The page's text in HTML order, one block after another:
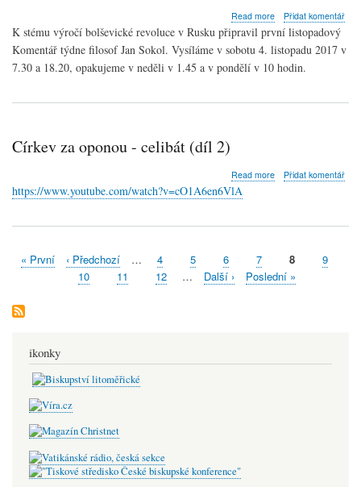
Read moreabout
Komentář
Sokola:
Bolševická
Přidat komentář
K stému výročí bolševické revoluce v Rusku připravil první listopadový
Komentář týdne filosof Jan Sokol. Vysíláme v sobotu 4. listopadu 2017 v
7.30 a 18.20, opakujeme v neděli v 1.45 a v pondělí v 10 hodin.
Církev za oponou - celibát (díl 2)
Read moreabout
-
Přidat komentář
https://www.youtube.com/watch?v=cO1A6en6VlA
Pagination
First
« První
Předchozí
stránka
‹ Předchozí … Stránka
4 Stránka
5 Stránka
6 Stránka
7
Aktuální
stránka
8 Stránka
9
Stránka
10 Stránka
11 Stránka
12 …
Následující
Další ›
Poslední
Poslední »
ikonky